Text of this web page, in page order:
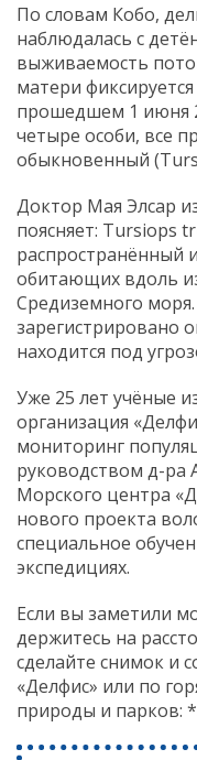
По словам Кобо,
наблюдалась с
выживаемость
матери
прошедшем 1 июня
четыре особи, все
обыкновенный
Доктор Мая Элсар
поясняет: Tursiops
распространённый
обитающих вдоль
Средиземного
зарегистрировано
находится под
Уже 25 лет учёные
организация
мониторинг
руководством д-ра
Морского центра
нового проекта
специальное
экспедициях.
Если вы заметили
держитесь на
сделайте снимок и
«Делфис» или по
природы и парков: